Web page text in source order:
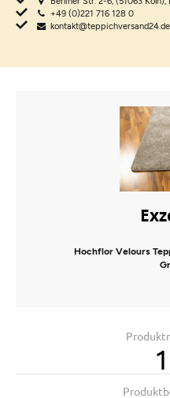
+49 (0)221 716 128 0
kontakt@teppichversand24.de
Hochflor Velours